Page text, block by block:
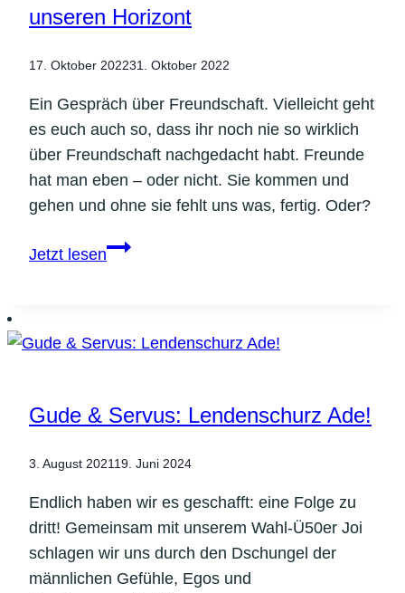
unseren Horizont
17. Oktober 202231. Oktober 2022
Ein Gespräch über Freundschaft. Vielleicht geht
es euch auch so, dass ihr noch nie so wirklich
über Freundschaft nachgedacht habt. Freunde
hat man eben – oder nicht. Sie kommen und
gehen und ohne sie fehlt uns was, fertig. Oder?
Jetzt lesenGude
erweitern
Gude & Servus: Lendenschurz Ade!
3. August 202119. Juni 2024
Endlich haben wir es geschafft: eine Folge zu
dritt! Gemeinsam mit unserem Wahl-Ü50er Joi
schlagen wir uns durch den Dschungel der
männlichen Gefühle, Egos und